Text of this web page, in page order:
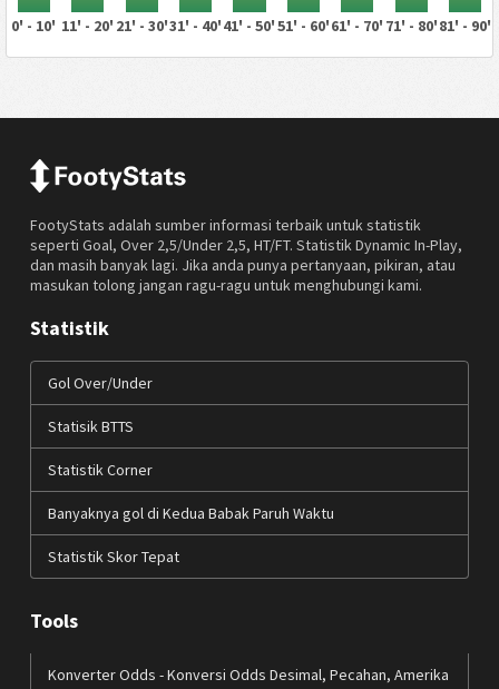
0' - 10' 11' - 20' 21' - 30'31' - 40'41' - 50'51' - 60'61' - 70' 71' - 80'81' - 90'
FootyStats adalah sumber informasi terbaik untuk statistik
seperti Goal, Over 2,5/Under 2,5, HT/FT. Statistik Dynamic In-Play,
dan masih banyak lagi. Jika anda punya pertanyaan, pikiran, atau
masukan tolong jangan ragu-ragu untuk menghubungi kami.
Statistik
Gol Over/Under
Statisik BTTS
Statistik Corner
Banyaknya gol di Kedua Babak Paruh Waktu
Statistik Skor Tepat
Tools
Konverter Odds - Konversi Odds Desimal, Pecahan, Amerika